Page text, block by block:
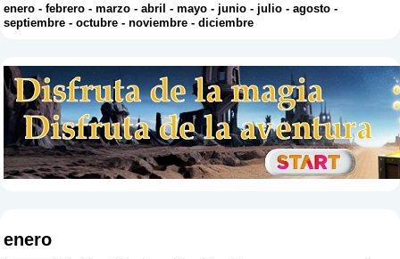
enero -febrero -marzo -abril -mayo - junio - julio -agosto -
septiembre -octubre -noviembre -diciembre
enero